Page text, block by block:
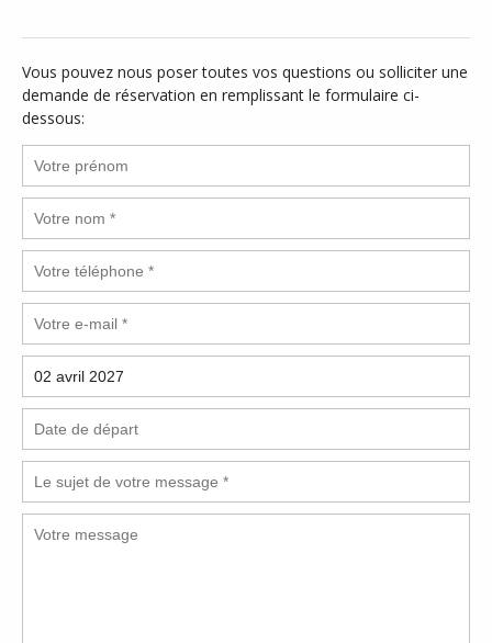
Vous pouvez nous poser toutes vos questions ou solliciter une
demande de réservation en remplissant le formulaire ci-
dessous: